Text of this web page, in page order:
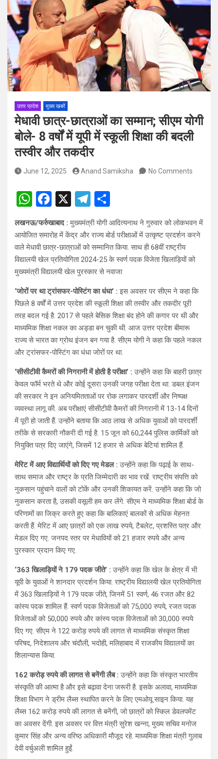
पदों पर होगा चयन
विश्व संस्कृत दिवस से पूर्व, उत्तराखण्ड ने वैश्विक स्तर पर संस्कृत के प्रसार
को दिया नया आयाम
उत्तर प्रदेश मुख्य खबरें
मेधावी छात्र-छात्राओं का सम्मान; सीएम योगी
बोले- 8 वर्षों में यूपी में स्कूली शिक्षा की बदली
तस्वीर और तकदीर
June 12, 2025 Anand Samiksha No Comments
W
at
s
A
p
p
F
ce
b
o
o
k
X
T
el
e
gr
a
m
h
ar
e
लखनऊ/फर्रुखाबाद : मुख्यमंत्री योगी आदित्यनाथ ने गुरुवार को लोकभवन में
आयोजित समारोह में केंद्र और राज्य बोर्ड परीक्षाओं में उत्कृष्ट प्रदर्शन करने
वाले मेधावी छात्र-छात्राओं को सम्मानित किया. साथ ही 68वीं राष्ट्रीय
विद्यालयी खेल प्रतियोगिता 2024-25 के स्वर्ण पदक विजेता खिलाड़ियों को
मुख्यमंत्री विद्यालयी खेल पुरस्कार से नवाजा
‘जोरों पर था ट्रांसफर-पोस्टिंग का धंधा’ :इस अवसर पर सीएम ने कहा कि
पिछले 8 वर्षों में उत्तर प्रदेश की स्कूली शिक्षा की तस्वीर और तकदीर पूरी
तरह बदल गई है. 2017 से पहले बेसिक शिक्षा बंद होने की कगार पर थी और
माध्यमिक शिक्षा नकल का अड्डा बन चुकी थी. आज उत्तर प्रदेश बीमारू
राज्य से भारत का ग्रोथ इंजन बन गया है. सीएम योगी ने कहा कि पहले नकल
और ट्रांसफर-पोस्टिंग का धंधा जोरों पर था.
‘सीसीटीवी कैमरों की निगरानी में होती है परीक्षा’ :उन्होंने कहा कि बाहरी छात्र
केवल फॉर्म भरते थे और कोई दूसरा उनकी जगह परीक्षा देता था. डबल इंजन
की सरकार ने इन अनियमितताओं पर रोक लगाकर पारदर्शी और निष्पक्ष
व्यवस्था लागू की. अब परीक्षाएं सीसीटीवी कैमरों की निगरानी में 13-14 दिनों
में पूरी हो जाती हैं. उन्होंने बताया कि आठ लाख से अधिक युवाओं को पारदर्शी
तरीके से सरकारी नौकरी दी गई है. 15 जून को 60,244 पुलिस कार्मिकों को
नियुक्ति पत्र दिए जाएंगे, जिसमें 12 हजार से अधिक बेटियां शामिल हैं.
मेरिट में आए विद्यार्थियों को दिए गए मेडल :उन्होंने कहा कि पढ़ाई के साथ-
साथ समाज और राष्ट्र के प्रति जिम्मेदारी का भाव रखें. राष्ट्रीय संपत्ति को
नुकसान पहुंचाने वालों को टोकें और उनकी शिकायत करें. उन्होंने कहा कि जो
नुकसान करता है, उसकी वसूली हम कर लेंगे. सीएम ने माध्यमिक शिक्षा बोर्ड के
परिणामों का जिक्र करते हुए कहा कि बालिकाएं बालकों से अधिक मेहनत
करती हैं. मेरिट में आए छात्रों को एक लाख रुपये, टैबलेट, प्रशस्ति पत्र और
मेडल दिए गए. जनपद स्तर पर मेधावियों को 21 हजार रुपये और अन्य
पुरस्कार प्रदान किए गए.
‘363 खिलाड़ियों ने 179 पदक जीते’ :उन्होंने कहा कि खेल के क्षेत्र में भी
यूपी के युवाओं ने शानदार प्रदर्शन किया. राष्ट्रीय विद्यालयी खेल प्रतियोगिता
में 363 खिलाड़ियों ने 179 पदक जीते, जिनमें 51 स्वर्ण, 46 रजत और 82
कांस्य पदक शामिल हैं. स्वर्ण पदक विजेताओं को 75,000 रुपये, रजत पदक
विजेताओं को 50,000 रुपये और कांस्य पदक विजेताओं को 30,000 रुपये
दिए गए. सीएम ने 122 करोड़ रुपये की लागत से माध्यमिक संस्कृत शिक्षा
परिषद, निदेशालय और चंदौली, भदोही, मलिहाबाद में राजकीय विद्यालयों का
शिलान्यास किया.
162 करोड़ रुपये की लागत से बनेंगी लैब :उन्होंने कहा कि संस्कृत भारतीय
संस्कृति की आत्मा है और इसे बढ़ावा देना जरूरी है. इसके अलावा, माध्यमिक
शिक्षा विभाग ने ड्रीम लैब्स स्थापित करने के लिए एमओयू साइन किया. यह
लैब्स 162 करोड़ रुपये की लागत से बनेंगी, जो छात्रों को स्किल डेवलपमेंट
का अवसर देंगी. इस अवसर पर वित्त मंत्री सुरेश खन्ना, मुख्य सचिव मनोज
कुमार सिंह और अन्य वरिष्ठ अधिकारी मौजूद रहे. माध्यमिक शिक्षा मंत्री गुलाब
देवी वर्चुअली शामिल हुईं.